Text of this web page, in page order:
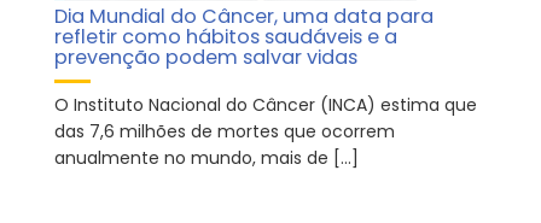
Dia Mundial do Câncer, uma data para
refletir como hábitos saudáveis e a
prevenção podem salvar vidas
O Instituto Nacional do Câncer (INCA) estima que
das 7,6 milhões de mortes que ocorrem
anualmente no mundo, mais de […]